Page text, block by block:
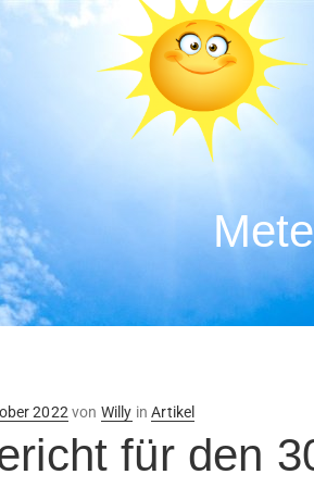
2022 von Willy inArtikel
für den